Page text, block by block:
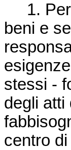
1. Per
beni e
stessi -
degli atti
centro